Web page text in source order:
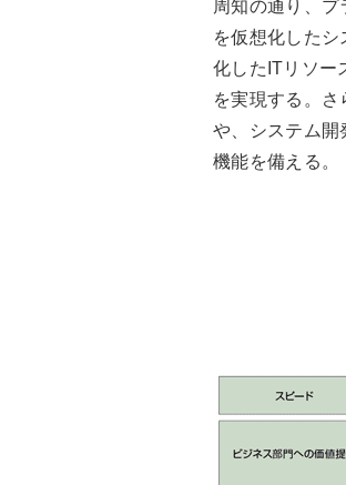
周知の通り、
を仮想化した
化したITリソー
を実現する。
や、システム開
機能を備える。